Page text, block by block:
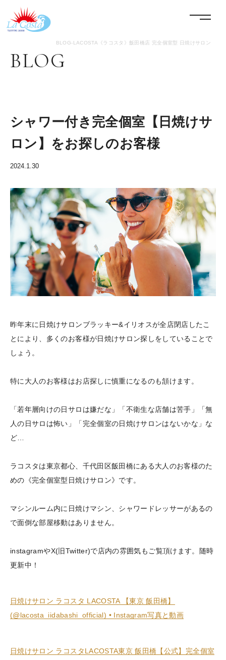
BLOG-LACOSTA《ラコスタ》飯田橋店 完全個室型 日焼けサロン
BLOG
シャワー付き完全個室【日焼けサ
ロン】をお探しのお客様
2024.1.30
昨年末に日焼けサロンブラッキー&イリオスが全店閉店したこ
とにより、多くのお客様が日焼けサロン探しをしていることで
しょう。
特に大人のお客様はお店探しに慎重になるのも頷けます。
「若年層向けの日サロは嫌だな」「不衛生な店舗は苦手」「無
人の日サロは怖い」「完全個室の日焼けサロンはないかな」な
ど…
ラコスタは東京都心、千代田区飯田橋にある大人のお客様のた
めの《完全個室型日焼けサロン》です。
マシンルーム内に日焼けマシン、シャワードレッサーがあるの
で面倒な部屋移動はありません。
instagramやX(旧Twitter)で店内の雰囲気もご覧頂けます。随時
更新中！
日焼けサロン ラコスタ LACOSTA 【東京 飯田橋】
(@lacosta_iidabashi_official) • Instagram写真と動画
日焼けサロン ラコスタLACOSTA東京 飯田橋【公式】完全個室
menu